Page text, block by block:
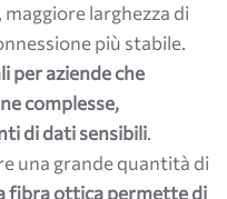
larghezza di
più stabile.
per aziende che
complesse,
di dati sensibili.
una grande quantità di
fibra ottica permette di